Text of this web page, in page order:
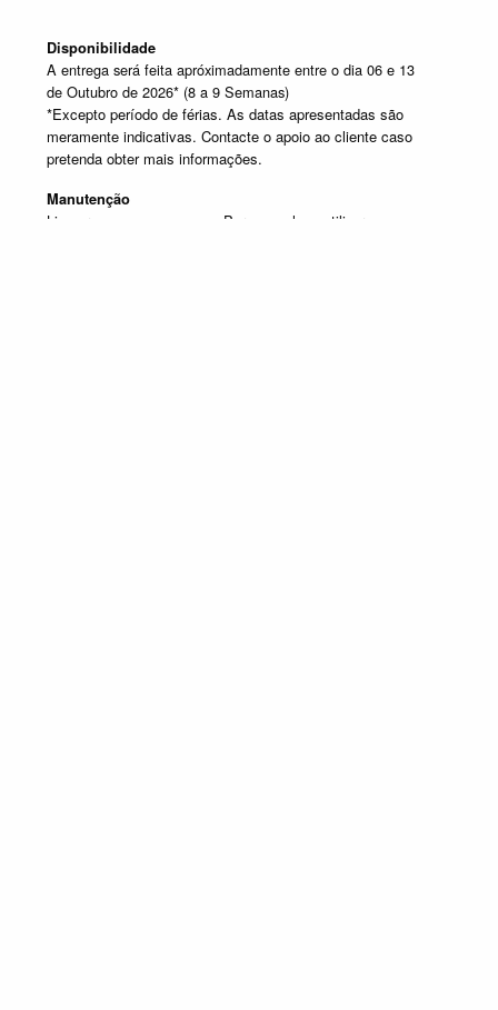
Disponibilidade
A entrega será feita apróximadamente entre o dia 06 e 13
de Outubro de 2026* (8 a 9 Semanas)
*Excepto período de férias. As datas apresentadas são
meramente indicativas. Contacte o apoio ao cliente caso
pretenda obter mais informações.
Manutenção
Limpar com um pano seco. Para manchas, utilizar um pano